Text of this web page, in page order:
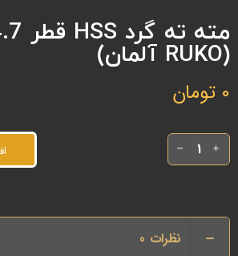
(RUKO آلمان)
0 تومان
نظرات 0